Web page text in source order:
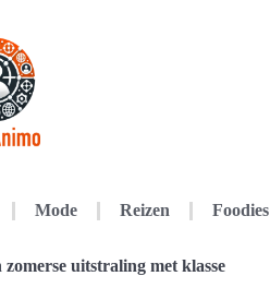
Mode Reizen Foodies
uitstraling met klasse